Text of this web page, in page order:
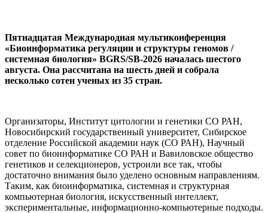
Пятнадцатая Международная мультиконференция
«Биоинформатика регуляции и структуры геномов /
системная биология» BGRS/SB-2026 началась шестого
августа. Она рассчитана на шесть дней и собрала
несколько сотен ученых из 35 стран.
Организаторы, Институт цитологии и генетики СО РАН,
Новосибирский государственный университет, Сибирское
отделение Российской академии наук (СО РАН), Научный
совет по биоинформатике СО РАН и Вавиловское общество
генетиков и селекционеров, устроили все так, чтобы
достаточно внимания было уделено основным направлениям.
Таким, как биоинформатика, системная и структурная
компьютерная биология, искусственный интеллект,
экспериментальные, информационно-компьютерные подходы.